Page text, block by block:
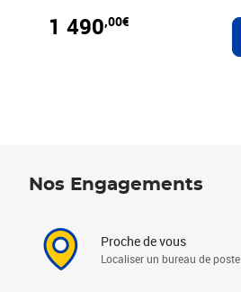
1 490,00€
Nos Engagements
Proche de vous
Localiser un bureau de poste